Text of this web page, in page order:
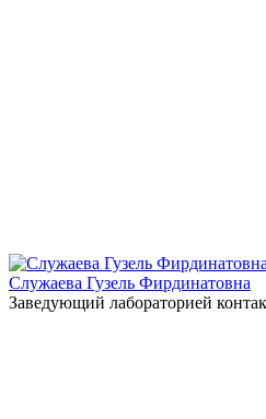
Служаева Гузель Фирдинатовна
Заведующий лабораторией